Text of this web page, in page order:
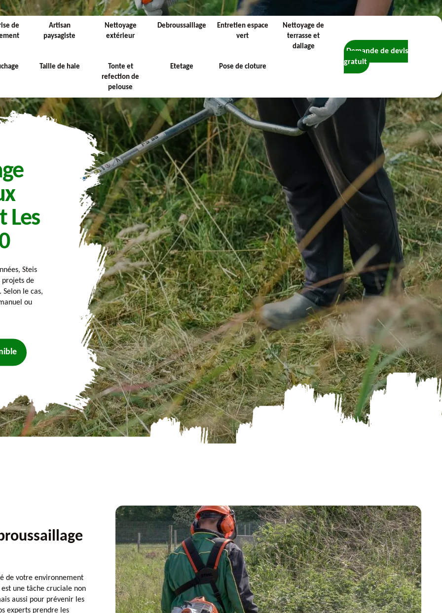
de
Artisan
paysagiste
Nettoyage
extérieur
Debroussaillage
Entretien espace
vert
Nettoyage de
terrasse et
dallage
Taille de haie
Tonte et
refection de
pelouse
Etetage Pose de cloture
Demande de devis
gratuit
Les
Steis
projets de
Selon le cas,
ou
de votre environnement
une tâche cruciale non
aussi pour prévenir les
experts prendre les